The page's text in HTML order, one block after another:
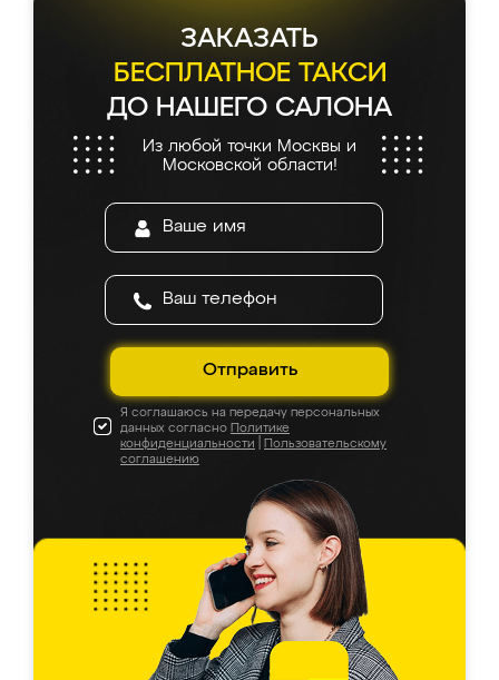
ЗАКАЗАТЬ
БЕСПЛАТНОЕ ТАКСИ
ДО НАШЕГО САЛОНА
Из любой точки Москвы и
Московской области!
Отправить
Я соглашаюсь на передачу персональных
данных согласно Политике
конфиденциальности
Пользовательскому
соглашению